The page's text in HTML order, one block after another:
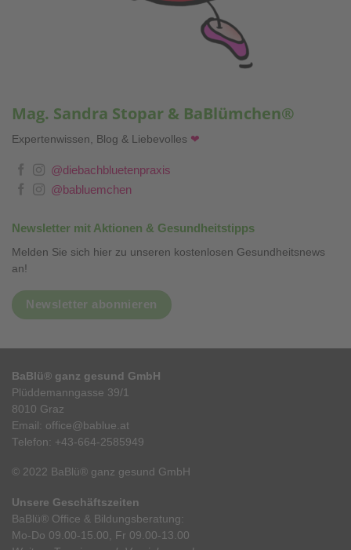
Mag. Sandra Stopar & BaBlümchen®
Expertenwissen, Blog & Liebevolles ❤
@diebachbluetenpraxis
@babluemchen
Newsletter mit Aktionen & Gesundheitstipps
Melden Sie sich hier zu unseren kostenlosen Gesundheitsnews
an!
Newsletter abonnieren
BaBlü® ganz gesund GmbH
Plüddemanngasse 39/1
8010 Graz
Email: office@bablue.at
Telefon: +43-664-2585949
© 2022 BaBlü® ganz gesund GmbH
Unsere Geschäftszeiten
BaBlü® Office & Bildungsberatung:
Mo-Do 09.00-15.00, Fr 09.00-13.00